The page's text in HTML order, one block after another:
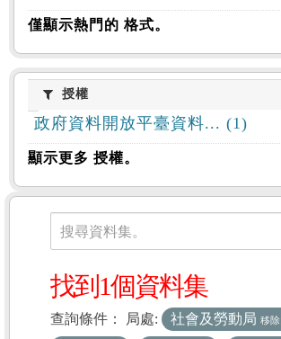
僅顯示熱門的 格式。
授權授權
政府資料開放平臺資料... (1)
顯示更多 授權。
資料集
搜尋資料集。
找到1個資料集
查詢條件： 局處: 社會及勞動局 移除